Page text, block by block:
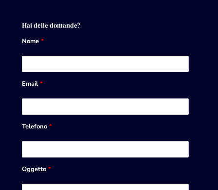
Hai delle domande?
Nome *
Email *
Telefono *
Oggetto *